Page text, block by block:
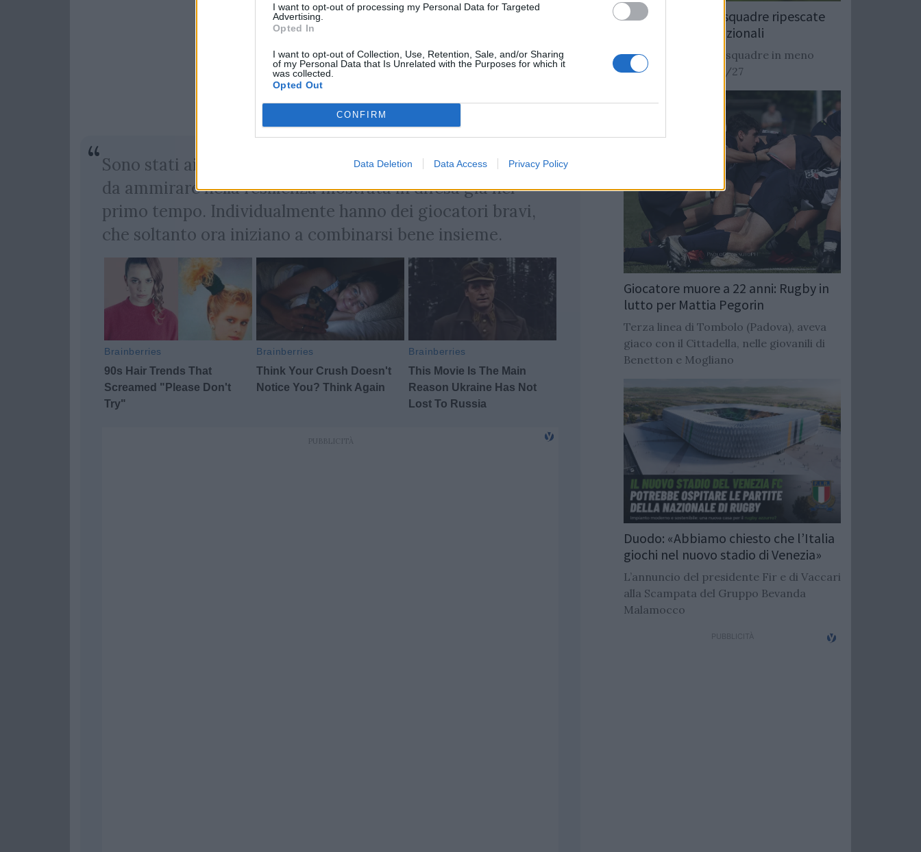
I want to opt-out of processing my Personal Data for Targeted
Advertising.
Opted In
I want to opt-out of Collection, Use, Retention, Sale, and/or Sharing
of my Personal Data that Is Unrelated with the Purposes for which it
was collected.
Opted Out
CONFIRM
Data Deletion Data Access Privacy Policy
Sono stati aiutati dal rosso a Jonathan Danty, ma c'è molto
da ammirare nella resilienza mostrata in difesa già nel
primo tempo. Individualmente hanno dei giocatori bravi,
che soltanto ora iniziano a combinarsi bene insieme.
Rugby: Record di squadre ripescate
nei campionati nazionali
Si stimano oltre 20 squadre in meno
dalla stagione 2026/27
Giocatore muore a 22 anni: Rugby in
lutto per Mattia Pegorin
Terza linea di Tombolo (Padova), aveva
giaco con il Cittadella, nelle giovanili di
Benetton e Mogliano
Duodo: «Abbiamo chiesto che l’Italia
giochi nel nuovo stadio di Venezia»
L’annuncio del presidente Fir e di Vaccari
alla Scampata del Gruppo Bevanda
Malamocco